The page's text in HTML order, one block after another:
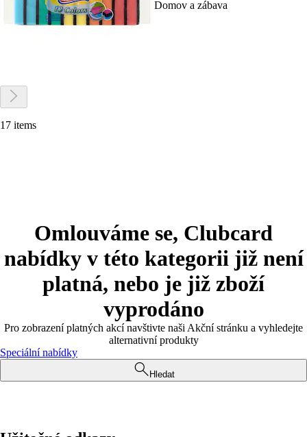
Domov a zábava
17 items
Omlouváme se, Clubcard
nabídky v této kategorii již není
platná, nebo je již zboží
vyprodáno
Pro zobrazení platných akcí navštivte naši Akční stránku a vyhledejte
alternativní produkty
Speciální nabídky
Hledat